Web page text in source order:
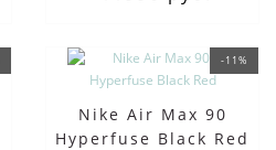
-11%
Nike Air Max 90
Hyperfuse Black Red